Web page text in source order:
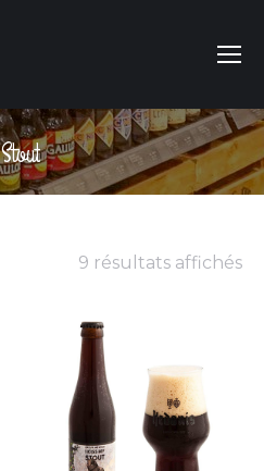
Stout
Vous êtes ici :
9 résultats affichés